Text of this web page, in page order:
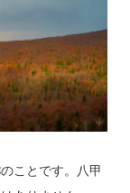
のことです。八甲